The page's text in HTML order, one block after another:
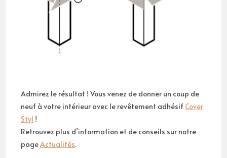
Admirez le résultat ! Vous venez de donner un coup de
neuf à votre intérieur avec le revêtement adhésif Cover
Styl !
Retrouvez plus d’information et de conseils sur notre
pageActualités.